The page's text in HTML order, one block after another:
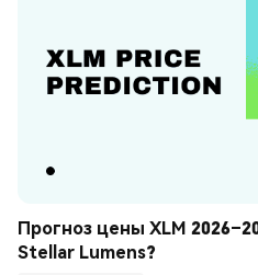
Прогноз цены XLM
Stellar Lumens?